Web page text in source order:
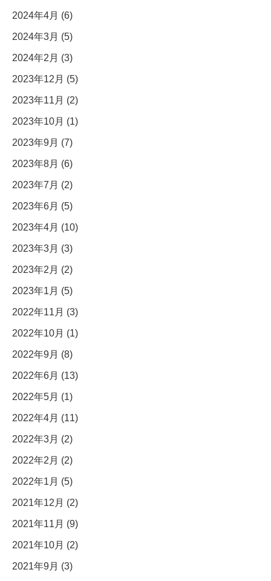
2024年4月 (6)
2024年3月 (5)
2024年2月 (3)
2023年12月 (5)
2023年11月 (2)
2023年10月 (1)
2023年9月 (7)
2023年8月 (6)
2023年7月 (2)
2023年6月 (5)
2023年4月 (10)
2023年3月 (3)
2023年2月 (2)
2023年1月 (5)
2022年11月 (3)
2022年10月 (1)
2022年9月 (8)
2022年6月 (13)
2022年5月 (1)
2022年4月 (11)
2022年3月 (2)
2022年2月 (2)
2022年1月 (5)
2021年12月 (2)
2021年11月 (9)
2021年10月 (2)
2021年9月 (3)